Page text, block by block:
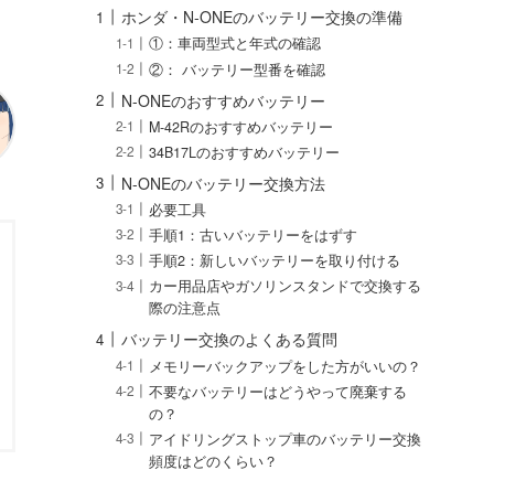
ホンダ・N-ONEのバッテリー交換の準備
①：車両型式と年式の確認
②： バッテリー型番を確認
N-ONEのおすすめバッテリー
M-42Rのおすすめバッテリー
34B17Lのおすすめバッテリー
N-ONEのバッテリー交換方法
必要工具
手順1：古いバッテリーをはずす
手順2：新しいバッテリーを取り付ける
カー用品店やガソリンスタンドで交換する
際の注意点
バッテリー交換のよくある質問
メモリーバックアップをした方がいいの？
不要なバッテリーはどうやって廃棄する
の？
アイドリングストップ車のバッテリー交換
頻度はどのくらい？